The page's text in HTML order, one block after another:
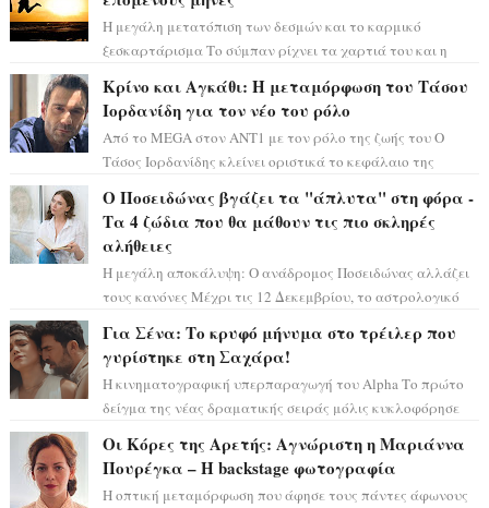
Η μεγάλη μετατόπιση των δεσμών και το καρμικό
ξεσκαρτάρισμα Το σύμπαν ρίχνει τα χαρτιά του και η
Κρίνο και Αγκάθι: Η μεταμόρφωση του Τάσου
Ιορδανίδη για τον νέο του ρόλο
Από το MEGA στον ΑΝΤ1 με τον ρόλο της ζωής του Ο
Τάσος Ιορδανίδης κλείνει οριστικά το κεφάλαιο της
Ο Ποσειδώνας βγάζει τα "άπλυτα" στη φόρα -
Τα 4 ζώδια που θα μάθουν τις πιο σκληρές
αλήθειες
Η μεγάλη αποκάλυψη: Ο ανάδρομος Ποσειδώνας αλλάζει
τους κανόνες Μέχρι τις 12 Δεκεμβρίου, το αστρολογικό
Για Σένα: Το κρυφό μήνυμα στο τρέιλερ που
γυρίστηκε στη Σαχάρα!
Η κινηματογραφική υπερπαραγωγή του Alpha Το πρώτο
δείγμα της νέας δραματικής σειράς μόλις κυκλοφόρησε
Οι Κόρες της Αρετής: Αγνώριστη η Μαριάννα
Πουρέγκα – H backstage φωτογραφία
Η οπτική μεταμόρφωση που άφησε τους πάντες άφωνους